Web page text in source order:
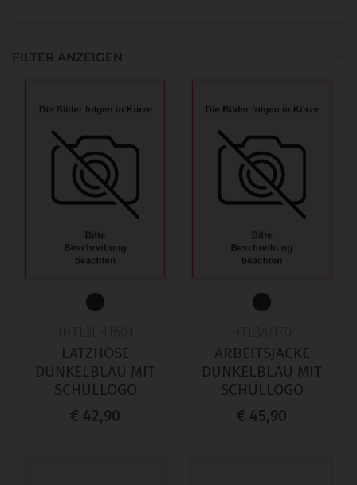
FILTER ANZEIGEN
LATZHOSE
DUNKELBLAU MIT
SCHULLOGO
€ 42,90
ARBEITSJACKE
DUNKELBLAU MIT
SCHULLOGO
€ 45,90